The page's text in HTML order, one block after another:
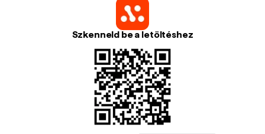
Szkenneld be a letöltéshez